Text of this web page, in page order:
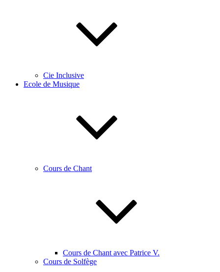
Cie Inclusive
Ecole de Musique
Cours de Chant
Cours de Chant avec Patrice V.
Cours de Solfège